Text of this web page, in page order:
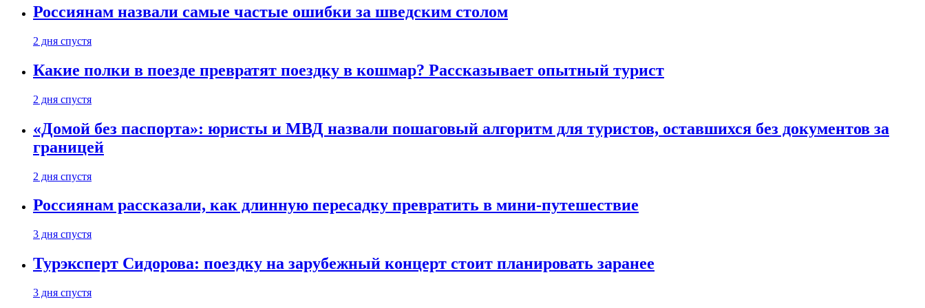
Россиянам назвали самые частые ошибки за шведским столом
2 дня спустя
Какие полки в поезде превратят поездку в кошмар? Рассказывает опытный турист
2 дня спустя
«Домой без паспорта»: юристы и МВД назвали пошаговый алгоритм для туристов, оставшихся без документов за
границей
2 дня спустя
Россиянам рассказали, как длинную пересадку превратить в мини-путешествие
3 дня спустя
Турэксперт Сидорова: поездку на зарубежный концерт стоит планировать заранее
3 дня спустя